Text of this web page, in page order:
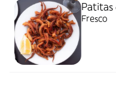
Patitas
Fresco